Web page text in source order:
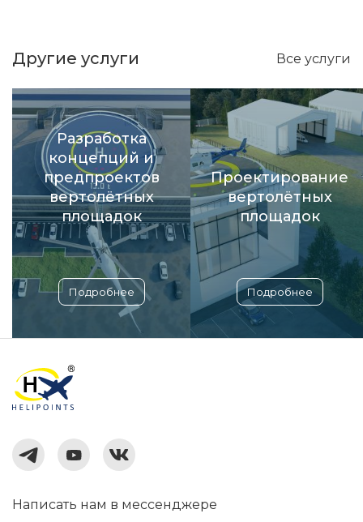
Другие услуги Все услуги
Разработка
концепций и
предпроектов
вертолётных
площадок
Подробнее
Проектирование
вертолётных
площадок
Подробнее
Написать нам в мессенджере